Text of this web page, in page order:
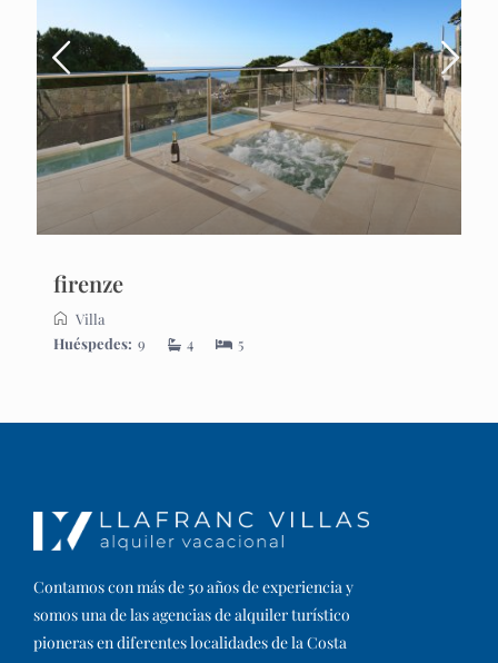
firenze
Villa
Huéspedes: 9 4 5
Contamos con más de 50 años de experiencia y
somos una de las agencias de alquiler turístico
pioneras en diferentes localidades de la Costa